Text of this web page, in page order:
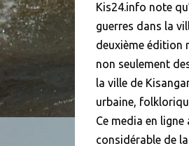
Kis24.info note
guerres dans la
deuxième édition
non seulement
la ville de
urbaine,
Ce media en
considérable de